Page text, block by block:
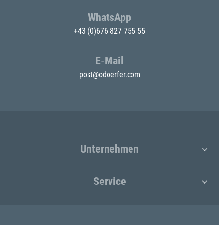
WhatsApp
+43 (0)676 827 755 55
E-Mail
post@odoerfer.com
Unternehmen
Service